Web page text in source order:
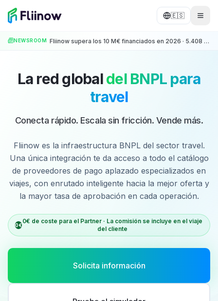
Saltar al contenido principal
🇪🇸
NEWSROOM Fliinow supera los 10 M€ financiados en 2026 · 5.408 operaciones · +500 Partners
La red globaldel BNPL para
travel
Conecta rápido. Escala sin fricción. Vende más.
Fliinow es la infraestructura BNPL del sector travel.
Una única integración te da acceso a todo el catálogo
de proveedores de pago aplazado especializados en
viajes, con enrutado inteligente hacia la mejor oferta y
la mayor tasa de aprobación en cada operación.
0€
0€ de coste para el Partner · La comisión se incluye en el viaje
del cliente
Solicita información